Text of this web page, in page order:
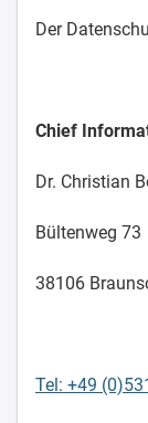
Der
Chief
Dr. Christian
Bültenweg 73
38106
Tel: +49